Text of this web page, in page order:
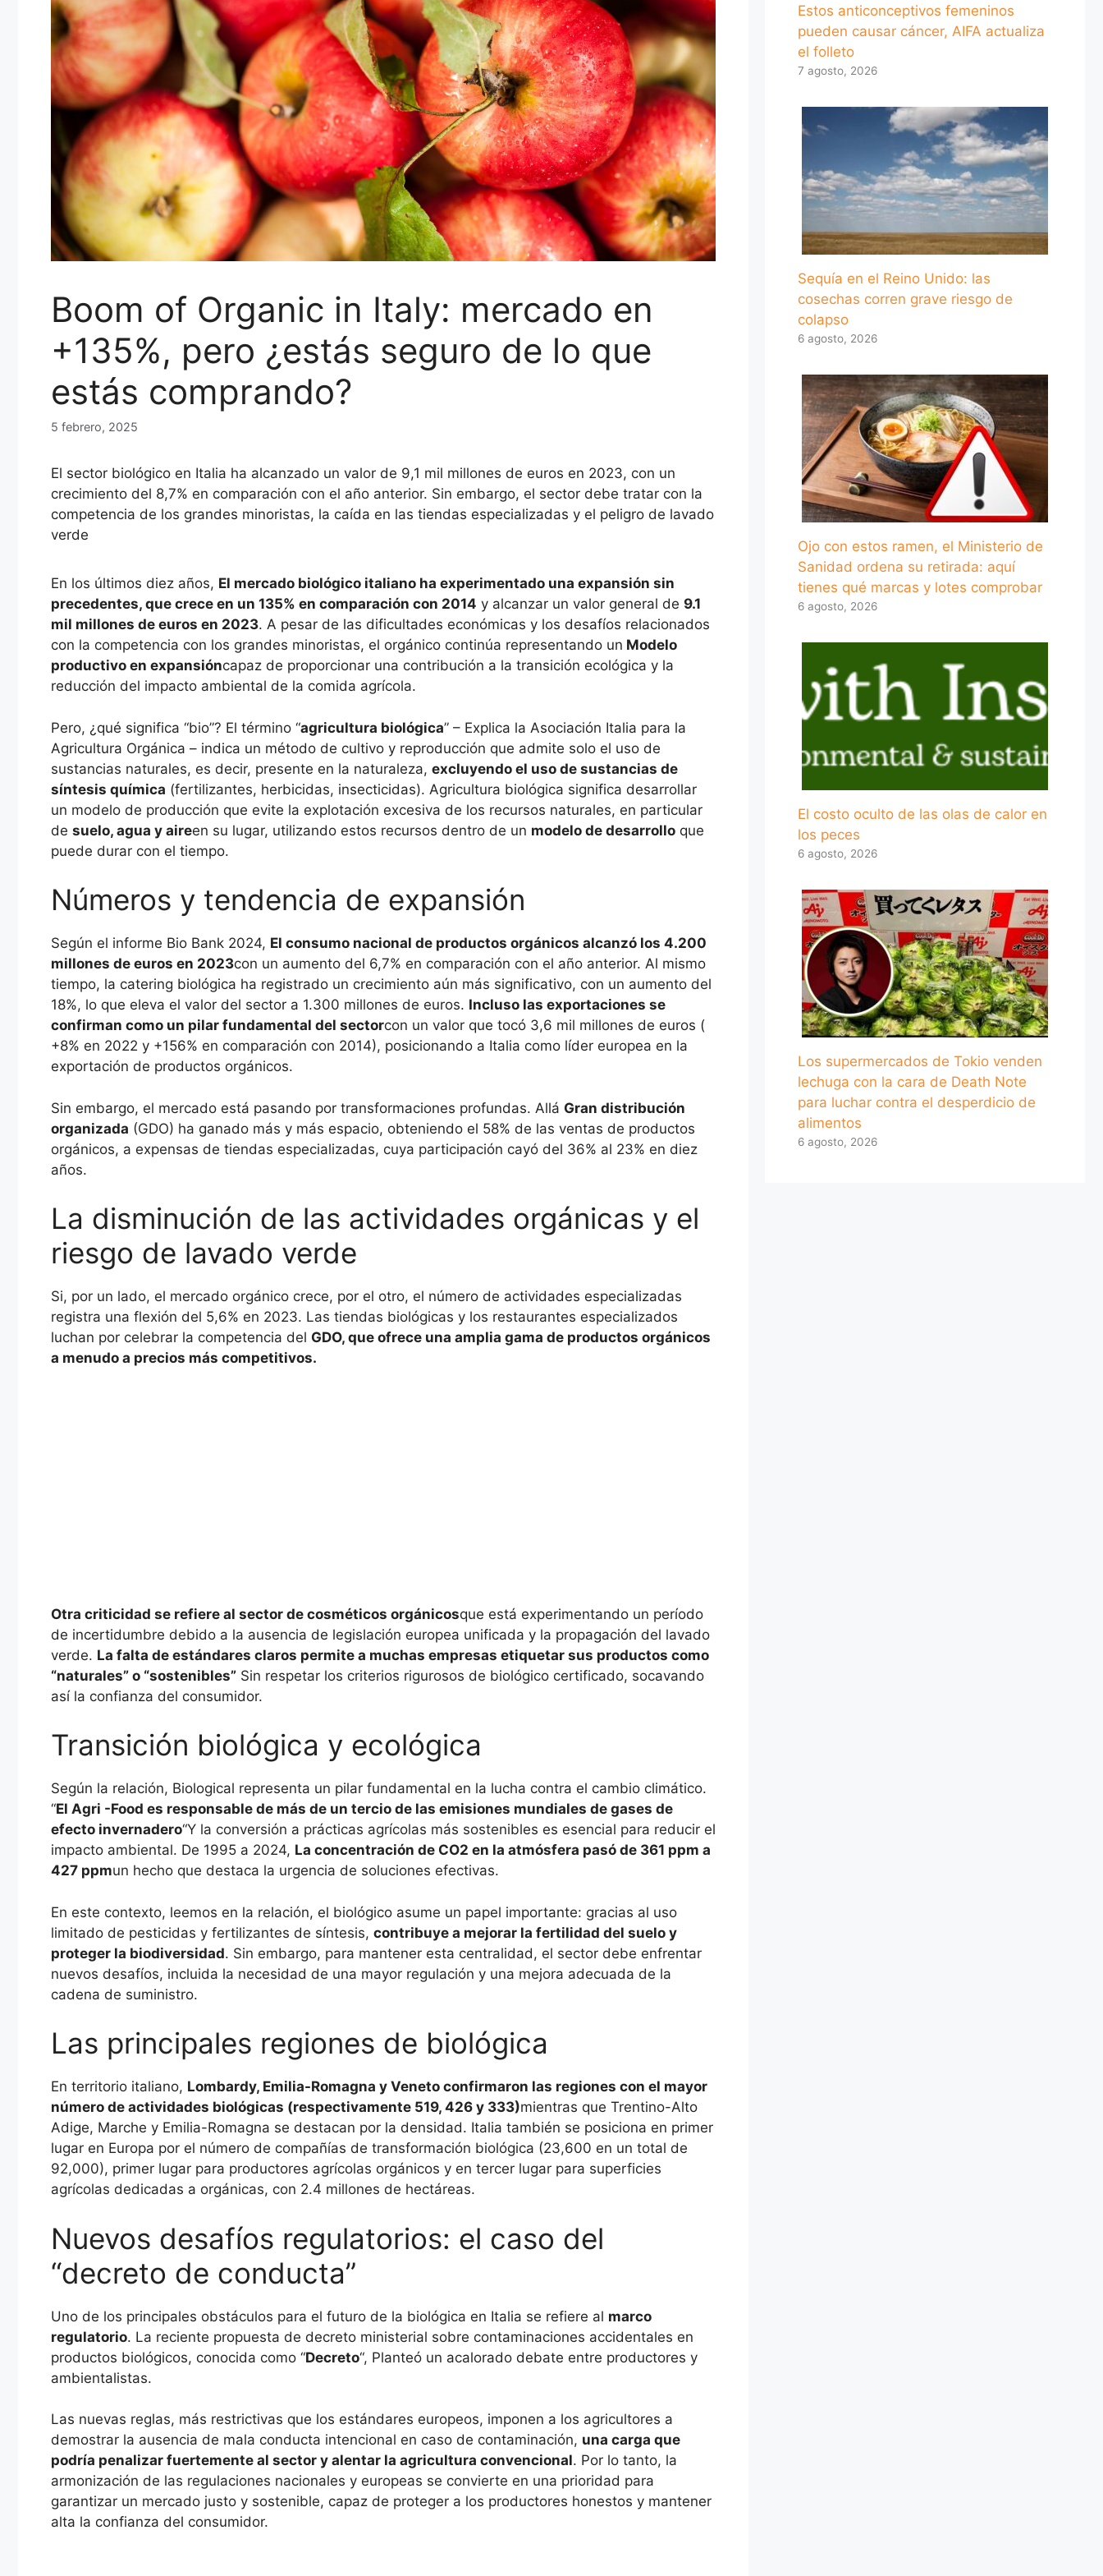
Boom of Organic in Italy: mercado en
+135%, pero ¿estás seguro de lo que
estás comprando?
5 febrero, 2025
El sector biológico en Italia ha alcanzado un valor de 9,1 mil millones de euros en 2023, con un
crecimiento del 8,7% en comparación con el año anterior. Sin embargo, el sector debe tratar con la
competencia de los grandes minoristas, la caída en las tiendas especializadas y el peligro de lavado
verde
En los últimos diez años, El mercado biológico italiano ha experimentado una expansión sin
precedentes, que crece en un 135% en comparación con 2014 y alcanzar un valor general de 9.1
mil millones de euros en 2023. A pesar de las dificultades económicas y los desafíos relacionados
con la competencia con los grandes minoristas, el orgánico continúa representando un Modelo
productivo en expansióncapaz de proporcionar una contribución a la transición ecológica y la
reducción del impacto ambiental de la comida agrícola.
Pero, ¿qué significa “bio”? El término “agricultura biológica” – Explica la Asociación Italia para la
Agricultura Orgánica – indica un método de cultivo y reproducción que admite solo el uso de
sustancias naturales, es decir, presente en la naturaleza, excluyendo el uso de sustancias de
síntesis química (fertilizantes, herbicidas, insecticidas). Agricultura biológica significa desarrollar
un modelo de producción que evite la explotación excesiva de los recursos naturales, en particular
de suelo, agua y aireen su lugar, utilizando estos recursos dentro de un modelo de desarrollo que
puede durar con el tiempo.
Números y tendencia de expansión
Según el informe Bio Bank 2024, El consumo nacional de productos orgánicos alcanzó los 4.200
millones de euros en 2023con un aumento del 6,7% en comparación con el año anterior. Al mismo
tiempo, la catering biológica ha registrado un crecimiento aún más significativo, con un aumento del
18%, lo que eleva el valor del sector a 1.300 millones de euros. Incluso las exportaciones se
confirman como un pilar fundamental del sectorcon un valor que tocó 3,6 mil millones de euros (
+8% en 2022 y +156% en comparación con 2014), posicionando a Italia como líder europea en la
exportación de productos orgánicos.
Sin embargo, el mercado está pasando por transformaciones profundas. Allá Gran distribución
organizada (GDO) ha ganado más y más espacio, obteniendo el 58% de las ventas de productos
orgánicos, a expensas de tiendas especializadas, cuya participación cayó del 36% al 23% en diez
años.
La disminución de las actividades orgánicas y el
riesgo de lavado verde
Si, por un lado, el mercado orgánico crece, por el otro, el número de actividades especializadas
registra una flexión del 5,6% en 2023. Las tiendas biológicas y los restaurantes especializados
luchan por celebrar la competencia del GDO, que ofrece una amplia gama de productos orgánicos
a menudo a precios más competitivos.
Otra criticidad se refiere al sector de cosméticos orgánicosque está experimentando un período
de incertidumbre debido a la ausencia de legislación europea unificada y la propagación del lavado
verde. La falta de estándares claros permite a muchas empresas etiquetar sus productos como
“naturales” o “sostenibles” Sin respetar los criterios rigurosos de biológico certificado, socavando
así la confianza del consumidor.
Transición biológica y ecológica
Según la relación, Biological representa un pilar fundamental en la lucha contra el cambio climático.
“El Agri -Food es responsable de más de un tercio de las emisiones mundiales de gases de
efecto invernadero“Y la conversión a prácticas agrícolas más sostenibles es esencial para reducir el
impacto ambiental. De 1995 a 2024, La concentración de CO2 en la atmósfera pasó de 361 ppm a
427 ppmun hecho que destaca la urgencia de soluciones efectivas.
En este contexto, leemos en la relación, el biológico asume un papel importante: gracias al uso
limitado de pesticidas y fertilizantes de síntesis, contribuye a mejorar la fertilidad del suelo y
proteger la biodiversidad. Sin embargo, para mantener esta centralidad, el sector debe enfrentar
nuevos desafíos, incluida la necesidad de una mayor regulación y una mejora adecuada de la
cadena de suministro.
Las principales regiones de biológica
En territorio italiano, Lombardy, Emilia-Romagna y Veneto confirmaron las regiones con el mayor
número de actividades biológicas (respectivamente 519, 426 y 333)mientras que Trentino-Alto
Adige, Marche y Emilia-Romagna se destacan por la densidad. Italia también se posiciona en primer
lugar en Europa por el número de compañías de transformación biológica (23,600 en un total de
92,000), primer lugar para productores agrícolas orgánicos y en tercer lugar para superficies
agrícolas dedicadas a orgánicas, con 2.4 millones de hectáreas.
Nuevos desafíos regulatorios: el caso del
“decreto de conducta”
Uno de los principales obstáculos para el futuro de la biológica en Italia se refiere al marco
regulatorio. La reciente propuesta de decreto ministerial sobre contaminaciones accidentales en
productos biológicos, conocida como “Decreto“, Planteó un acalorado debate entre productores y
ambientalistas.
Las nuevas reglas, más restrictivas que los estándares europeos, imponen a los agricultores a
demostrar la ausencia de mala conducta intencional en caso de contaminación, una carga que
podría penalizar fuertemente al sector y alentar la agricultura convencional. Por lo tanto, la
armonización de las regulaciones nacionales y europeas se convierte en una prioridad para
garantizar un mercado justo y sostenible, capaz de proteger a los productores honestos y mantener
alta la confianza del consumidor.
Estos anticonceptivos femeninos
pueden causar cáncer, AIFA actualiza
el folleto
7 agosto, 2026
Sequía en el Reino Unido: las
cosechas corren grave riesgo de
colapso
6 agosto, 2026
Ojo con estos ramen, el Ministerio de
Sanidad ordena su retirada: aquí
tienes qué marcas y lotes comprobar
6 agosto, 2026
El costo oculto de las olas de calor en
los peces
6 agosto, 2026
Los supermercados de Tokio venden
lechuga con la cara de Death Note
para luchar contra el desperdicio de
alimentos
6 agosto, 2026